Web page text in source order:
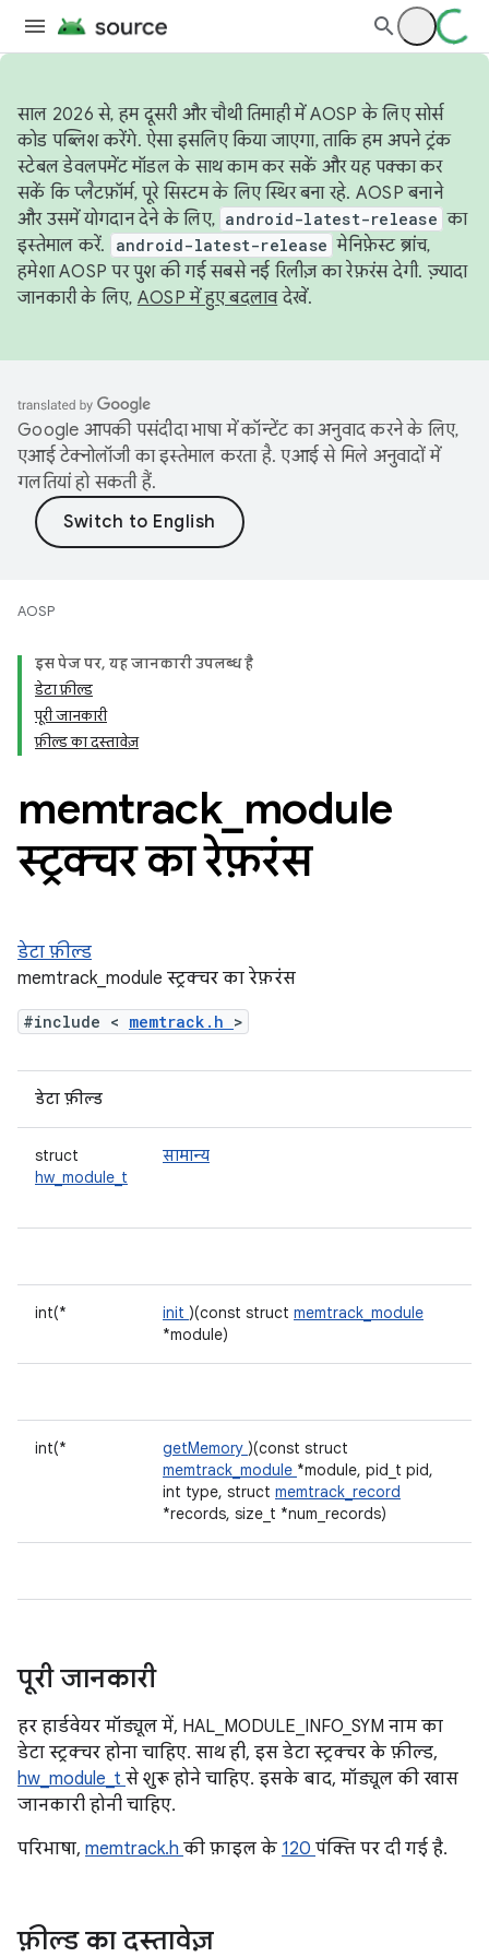
साल 2026 से, हम दूसरी और चौथी तिमाही में AOSP के लिए सोर्स
कोड पब्लिश करेंगे. ऐसा इसलिए किया जाएगा, ताकि हम अपने ट्रंक
स्टेबल डेवलपमेंट मॉडल के साथ काम कर सकें और यह पक्का कर
सकें कि प्लैटफ़ॉर्म, पूरे सिस्टम के लिए स्थिर बना रहे. AOSP बनाने
और उसमें योगदान देने के लिए, android-latest-release का
इस्तेमाल करें.
android-latest-release मेनिफ़ेस्ट ब्रांच,
हमेशा AOSP पर पुश की गई सबसे नई रिलीज़ का रेफ़रंस देगी. ज़्यादा
जानकारी के लिए, AOSP में हुए बदलावदेखें.
Google आपकी पसंदीदा भाषा में कॉन्टेंट का अनुवाद करने के लिए,
एआई टेक्नोलॉजी का इस्तेमाल करता है. एआई से मिले अनुवादों में
गलतियां हो सकती हैं.
AOSP
इस पेज पर, यह जानकारी उपलब्ध है
डेटा फ़ील्ड
पूरी जानकारी
फ़ील्ड का दस्तावेज़
memtrack_ module
स्ट्रक्चर का रेफ़रंस
डेटा फ़ील्ड
memtrack_module स्ट्रक्चर का रेफ़रंस
#include < memtrack.h >
डेटा फ़ील्ड
struct
hw_module_t
सामान्य
int(* init )(const struct memtrack_module
*module)
int(* getMemory )(const struct
memtrack_module *module, pid_t pid,
int type, struct memtrack_record
*records, size_t *num_records)
पूरी जानकारी
हर हार्डवेयर मॉड्यूल में, HAL_MODULE_INFO_SYM नाम का
डेटा स्ट्रक्चर होना चाहिए. साथ ही, इस डेटा स्ट्रक्चर के फ़ील्ड,
hw_module_t से शुरू होने चाहिए. इसके बाद, मॉड्यूल की खास
जानकारी होनी चाहिए.
परिभाषा, memtrack.h की फ़ाइल के 120 पंक्ति पर दी गई है.
फ़ील्ड का दस्तावेज़